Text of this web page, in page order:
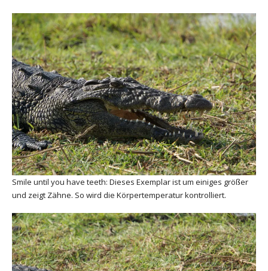
Smile until you have teeth: Dieses Exemplar ist um einiges größer
und zeigt Zähne. So wird die Körpertemperatur kontrolliert.